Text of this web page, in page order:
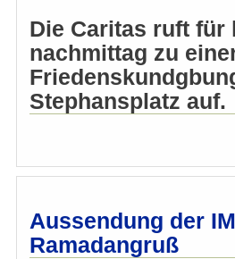
Die Caritas ruft für
nachmittag zu
Stephansplatz auf.
Aussendung der
Ramadangruß